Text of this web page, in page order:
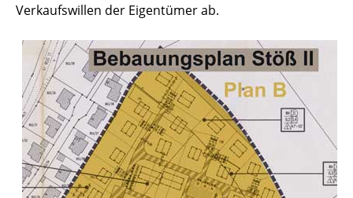
Verkaufswillen der Eigentümer ab.